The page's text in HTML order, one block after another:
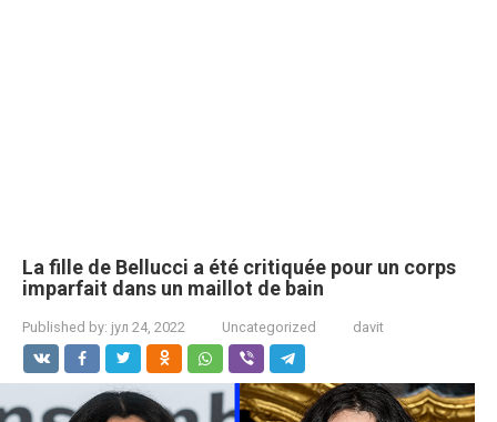
La fille de Bellucci a été critiquée pour un corps
imparfait dans un maillot de bain
Published by: јул 24, 2022 Uncategorized davit